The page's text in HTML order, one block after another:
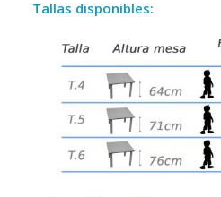
Tallas disponibles: